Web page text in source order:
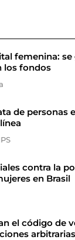
femenina: se
los fondos
de personas
contra la
en Brasil
el código de